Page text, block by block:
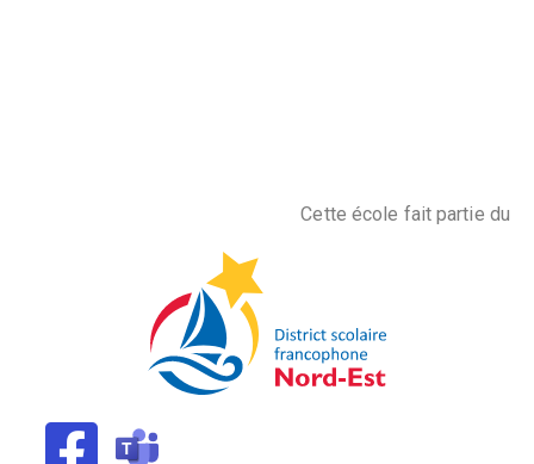
Cette école fait partie du